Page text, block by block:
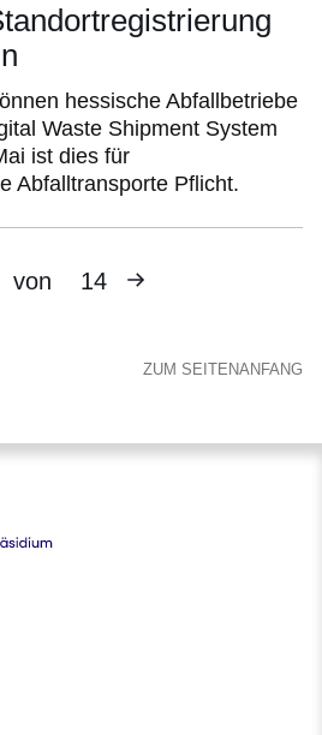
hessische Abfallbetriebe
Waste Shipment System
ist dies für
Abfalltransporte Pflicht.
von 14
Nächste
ZUM SEITENANFANG
Darmstadt